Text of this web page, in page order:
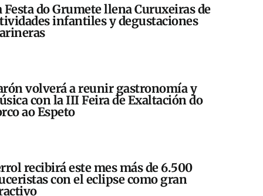
Festa do Grumete llena Curuxeiras de
infantiles y degustaciones
volverá a reunir gastronomía y
con la III Feira de Exaltación do
ao Espeto
recibirá este mes más de 6.500
con el eclipse como gran